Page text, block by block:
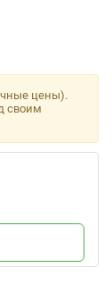
цены).
своим